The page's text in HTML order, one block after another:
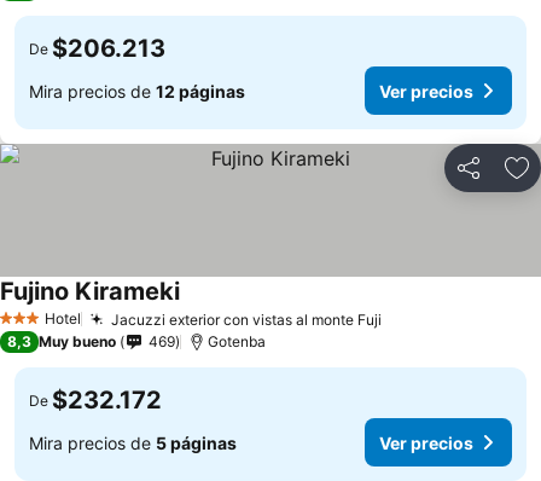
De $206.213
Mira precios de 12 páginas Ver precios
Compartir
3 Estrellas
Hotel Jacuzzi exterior con vistas al monte Fuji
Fujino KiramekiVer precios
8,3 Muy bueno 469 Gotenba
De $232.172
Mira precios de 5 páginas Ver precios